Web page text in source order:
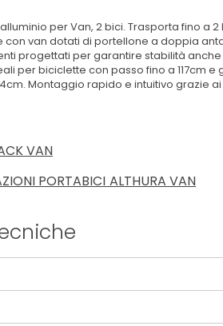
per Van, 2 bici. Trasporta fino a
van dotati di portellone a doppia
progettati per garantire stabilità
per biciclette con passo fino a 117cm
Montaggio rapido e intuitivo grazie
VAN
PORTABICI ALTHURA VAN